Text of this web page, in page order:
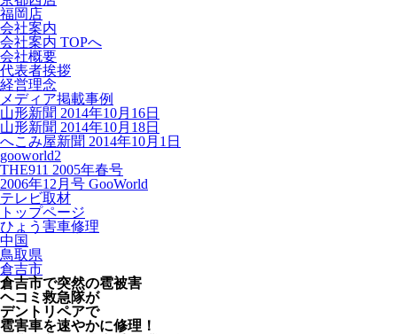
福岡店
会社案内
会社案内 TOPへ
会社概要
代表者挨拶
経営理念
メディア掲載事例
山形新聞 2014年10月16日
山形新聞 2014年10月18日
へこみ屋新聞 2014年10月1日
gooworld2
THE911 2005年春号
2006年12月号 GooWorld
テレビ取材
トップページ
ひょう害車修理
中国
鳥取県
倉吉市
倉吉市で突然の雹被害
ヘコミ救急隊が
デントリペアで
雹害車を速やかに修理！